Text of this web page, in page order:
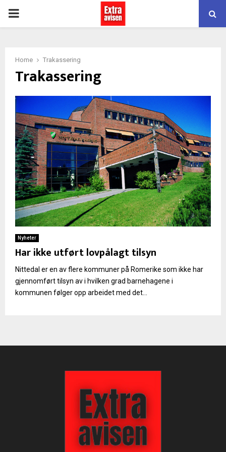
PRIMARY
Home Trakassering
Trakassering
Nyheter
Har ikke utført lovpålagt tilsyn
Nittedal er en av flere kommuner på Romerike som ikke har
gjennomført tilsyn av i hvilken grad barnehagene i
kommunen følger opp arbeidet med det...